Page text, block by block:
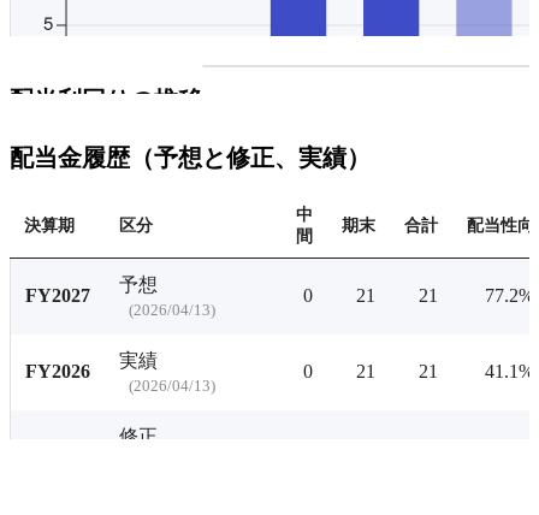
配当利回りの推移
プレミアム会員にご登録
配当利回りの推移にアクセ
配当金履歴（予想と修正、実績）
決算期 区分
中
間
期末 合計 配当性向
FY2027
予想
(2026/04/13)
0 21 21 77.2%
FY2026
実績
(2026/04/13)
0 21 21 41.1%
修正